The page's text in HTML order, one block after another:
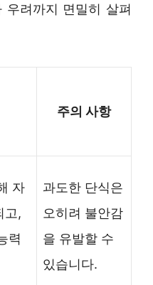
려까지 면밀히 살펴
주의 사항
자
고,
력
과도한 단식은
오히려 불안감
을 유발할 수
있습니다.